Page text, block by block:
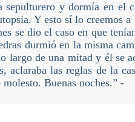
sepulturero y dormía en el
Y esto sí lo creemos
se dio el caso en que
durmió en la misma
largo de una mitad y él se
aclaraba las reglas de la
Buenas noches.” -